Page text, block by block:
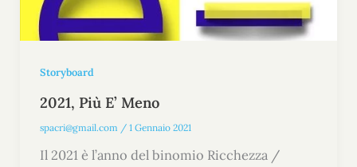
Storyboard
2021, Più E’ Meno
spacri@gmail.com / 1 Gennaio 2021
Il 2021 è l’anno del binomio Ricchezza /